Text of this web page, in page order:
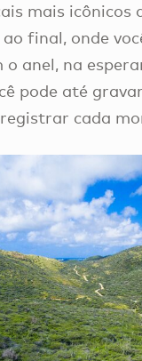
mais icônicos
ao final, onde
o anel, na
pode até
cada